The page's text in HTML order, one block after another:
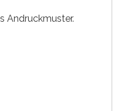
Andruckmuster.